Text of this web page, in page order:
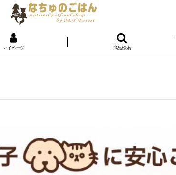
マイページ 商品検索